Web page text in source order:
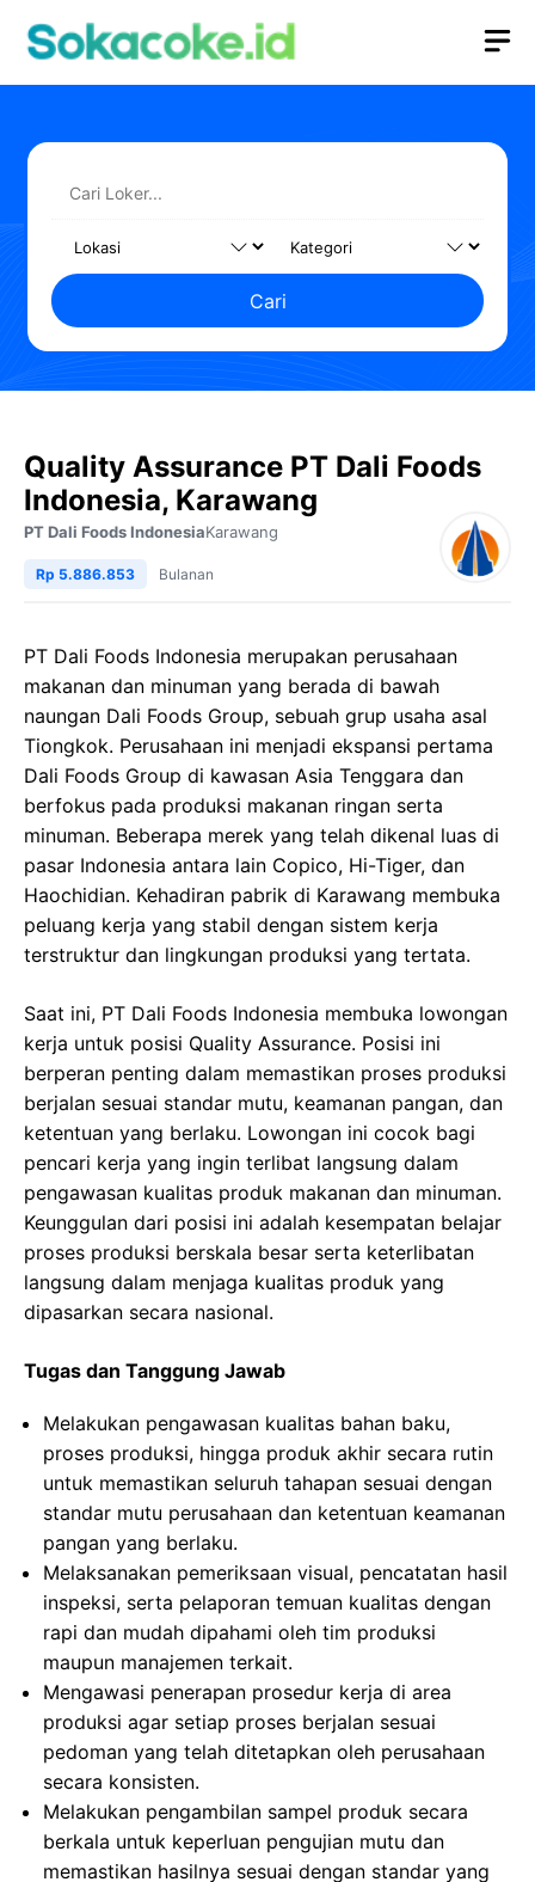
Cari
Quality Assurance PT Dali Foods
Indonesia, Karawang
PT Dali Foods IndonesiaKarawang
Rp 5.886.853 Bulanan
PT Dali Foods Indonesia merupakan perusahaan
makanan dan minuman yang berada di bawah
naungan Dali Foods Group, sebuah grup usaha asal
Tiongkok. Perusahaan ini menjadi ekspansi pertama
Dali Foods Group di kawasan Asia Tenggara dan
berfokus pada produksi makanan ringan serta
minuman. Beberapa merek yang telah dikenal luas di
pasar Indonesia antara lain Copico, Hi-Tiger, dan
Haochidian. Kehadiran pabrik di Karawang membuka
peluang kerja yang stabil dengan sistem kerja
terstruktur dan lingkungan produksi yang tertata.
Saat ini, PT Dali Foods Indonesia membuka lowongan
kerja untuk posisi Quality Assurance. Posisi ini
berperan penting dalam memastikan proses produksi
berjalan sesuai standar mutu, keamanan pangan, dan
ketentuan yang berlaku. Lowongan ini cocok bagi
pencari kerja yang ingin terlibat langsung dalam
pengawasan kualitas produk makanan dan minuman.
Keunggulan dari posisi ini adalah kesempatan belajar
proses produksi berskala besar serta keterlibatan
langsung dalam menjaga kualitas produk yang
dipasarkan secara nasional.
Tugas dan Tanggung Jawab
Melakukan pengawasan kualitas bahan baku,
proses produksi, hingga produk akhir secara rutin
untuk memastikan seluruh tahapan sesuai dengan
standar mutu perusahaan dan ketentuan keamanan
pangan yang berlaku.
Melaksanakan pemeriksaan visual, pencatatan hasil
inspeksi, serta pelaporan temuan kualitas dengan
rapi dan mudah dipahami oleh tim produksi
maupun manajemen terkait.
Mengawasi penerapan prosedur kerja di area
produksi agar setiap proses berjalan sesuai
pedoman yang telah ditetapkan oleh perusahaan
secara konsisten.
Melakukan pengambilan sampel produk secara
berkala untuk keperluan pengujian mutu dan
memastikan hasilnya sesuai dengan standar yang